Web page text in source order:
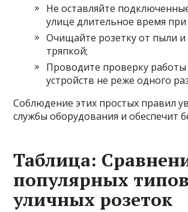
Не оставляйте
улице длительное время
Очищайте розетку от пыли и
тряпкой;
Проводите проверку
устройств не реже одного
Соблюдение этих простых правил
службы оборудования и обеспечит
Таблица:
популярных типов
уличных розеток